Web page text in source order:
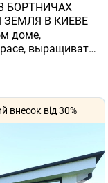
БОРТНИЧАХ
В КИЕВЕ
доме,
выращивать
этот дом
внесок від 30%